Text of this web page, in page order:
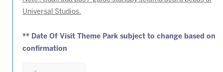
Universal Studios.
** Date Of Visit Theme Park subject to change based on
confirmation